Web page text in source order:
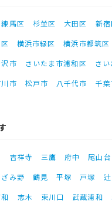
練馬区 杉並区 大田区 新
横浜市緑区 横浜市都筑区
市 さいたま市浦和区 さ
市 松戸市 八千代市 千
吉祥寺 三鷹 府中 尾山台
ざみ野 鶴見 平塚 戸塚
志木 東川口 武蔵浦和